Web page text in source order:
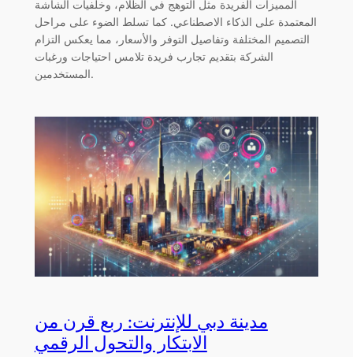
المميزات الفريدة مثل التوهج في الظلام، وخلفيات الشاشة
المعتمدة على الذكاء الاصطناعي. كما تسلط الضوء على مراحل
التصميم المختلفة وتفاصيل التوفر والأسعار، مما يعكس التزام
الشركة بتقديم تجارب فريدة تلامس احتياجات ورغبات
المستخدمين.
مدينة دبي للإنترنت: ربع قرن من
الابتكار والتحول الرقمي